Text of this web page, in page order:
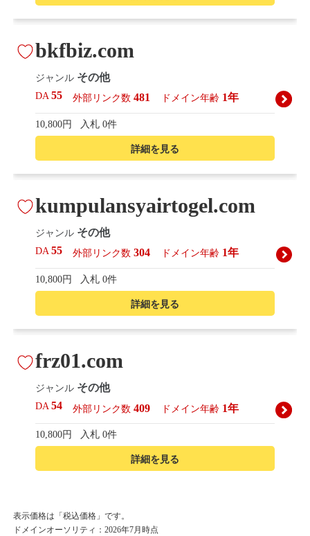
詳細を見る
bkfbiz.com
ジャンル その他
DA55 外部リンク数 481 ドメイン年齢 1年
10,800円 入札 0件
詳細を見る
kumpulansyairtogel.com
ジャンル その他
DA55 外部リンク数 304 ドメイン年齢 1年
10,800円 入札 0件
詳細を見る
frz01.com
ジャンル その他
DA54 外部リンク数 409 ドメイン年齢 1年
10,800円 入札 0件
korean-beautyshop.com
表示価格は「税込価格」です。
ドメインオーソリティ：2026年7月時点